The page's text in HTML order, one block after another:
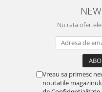
Nu rata
Vreau sa primesc
noutatile